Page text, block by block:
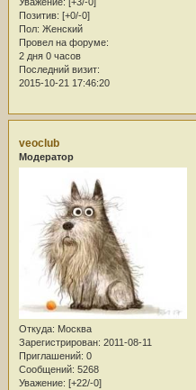
Позитив: [+0/-0]
Пол: Женский
Провел на форуме:
2 дня 0 часов
Последний визит:
2015-10-21 17:46:20
veoclub
Модератор
Откуда: Москва
Зарегистрирован: 2011-08-11
Приглашений: 0
Сообщений: 5268
Уважение: [+22/-0]